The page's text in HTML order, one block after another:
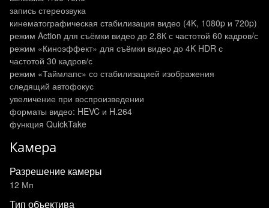
запись стереозвука
кинематографическая стабилизация видео (4K, 1080p и 720p)
режим Action для съёмки видео до 2.8К с частотой 60 кадров/с
режим «Киноэффект» для съёмки видео до 4K HDR с
частотой 30 кадров/с
режим «Таймлапс» со стабилизацией изображения
следящий автофокус
увеличение при воспроизведении
форматы видео: HEVC и H.264
функция QuickTake
Камера
Разрешение камеры
12 Мп
Тип объектива